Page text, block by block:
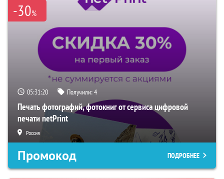
-30%
05:31:19 Получили:4
Печать фотографий, фотокниг от сервиса цифровой
печати netPrint
Россия
Промокод ПОДРОБНЕЕ